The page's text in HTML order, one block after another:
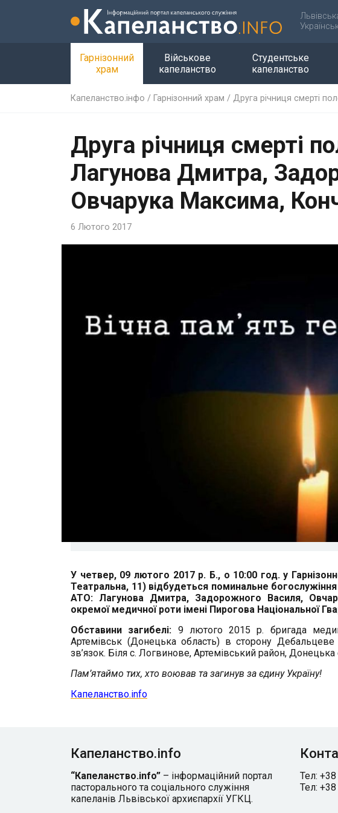
Гарнізонний
храм
Військове
капеланство
Студентське
капеланство
Капеланство.інфо / Гарнізонний храм / Друга річниця смерті
Друга річниця смерті
Лагунова Дмитра,
Овчарука Максима,
6 Лютого 2017
У четвер, 09 лютого 2017 р. Б., о 10:00 год. у
Театральна, 11) відбудеться поминальне богослужіння
АТО: Лагунова Дмитра, Задорожного Василя,
окремої медичної роти імені Пирогова Національної
Обставини загибелі: 9 лютого 2015 р. бригада
Артемівськ (Донецька область) в сторону
зв’язок. Біля с. Логвинове, Артемівський район, Донецька
Пам’ятаймо тих, хто воював та загинув за єдину Україну!
Капеланство.info
Капеланство.info
“Капеланство.info” – інформаційний портал
пасторального та соціального служіння
капеланів Львівської архиєпархії УГКЦ.
Тел:
Тел: